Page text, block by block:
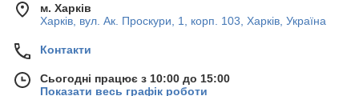
м. Харків
Харків, вул. Ак. Проскури, 1, корп. 103, Харків, Україна
Контакти
Сьогодні працює з 10:00 до 15:00
Показати весь графік роботи